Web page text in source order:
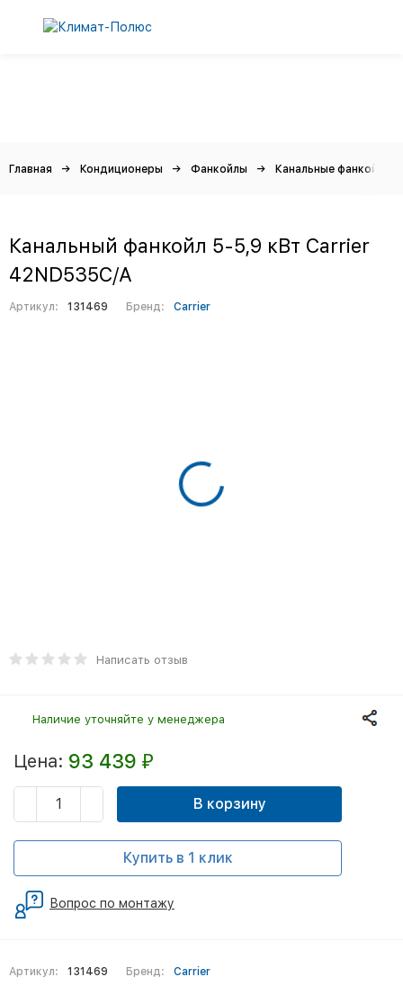
Главная Кондиционеры Фанкойлы Канальные фанкойлы
Канальный фанкойл 5-5,9 кВт Carrier
42ND535С/A
Артикул: 131469 Бренд: Carrier
Написать отзыв
Артикул: 131469 Бренд:
Carrier
Наличие уточняйте у менеджера
Цена: 93 439 ₽
В корзину
Купить в 1 клик
Вопрос по монтажу